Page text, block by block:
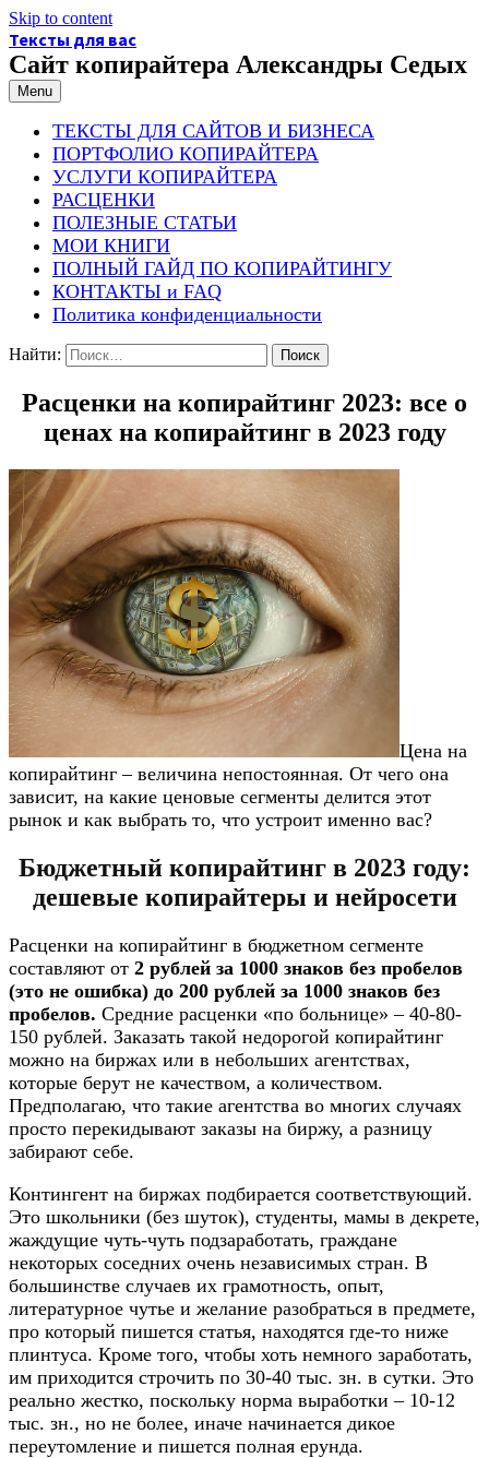
Skip to content
Тексты для вас
Сайт копирайтера Александры Седых
Menu
ТЕКСТЫ ДЛЯ САЙТОВ И БИЗНЕСА
ПОРТФОЛИО КОПИРАЙТЕРА
УСЛУГИ КОПИРАЙТЕРА
РАСЦЕНКИ
ПОЛЕЗНЫЕ СТАТЬИ
МОИ КНИГИ
ПОЛНЫЙ ГАЙД ПО КОПИРАЙТИНГУ
КОНТАКТЫ и FAQ
Политика конфиденциальности
Найти:
Расценки на копирайтинг 2023: все о
ценах на копирайтинг в 2023 году
Цена на
копирайтинг – величина непостоянная. От чего она
зависит, на какие ценовые сегменты делится этот
рынок и как выбрать то, что устроит именно вас?​
Бюджетный копирайтинг в 2023 году:
дешевые копирайтеры и нейросети
Расценки на копирайтинг в бюджетном сегменте
составляют от 2 рублей за 1000 знаков без пробелов
(это не ошибка) до 200 рублей за 1000 знаков без
пробелов. Средние расценки «по больнице» – 40-80-
150 рублей. Заказать такой недорогой копирайтинг
можно на биржах или в небольших агентствах,
которые берут не качеством, а количеством.
Предполагаю, что такие агентства во многих случаях
просто перекидывают заказы на биржу, а разницу
забирают себе.​
Контингент на биржах подбирается соответствующий.
Это школьники (без шуток), студенты, мамы в декрете,
жаждущие чуть-чуть подзаработать, граждане
некоторых соседних очень независимых стран. В
большинстве случаев их грамотность, опыт,
литературное чутье и желание разобраться в предмете,
про который пишется статья, находятся где-то ниже
плинтуса. Кроме того, чтобы хоть немного заработать,
им приходится строчить по 30-40 тыс. зн. в сутки. Это
реально жестко, поскольку норма выработки – 10-12
тыс. зн., но не более, иначе начинается дикое
переутомление и пишется полная ерунда.​